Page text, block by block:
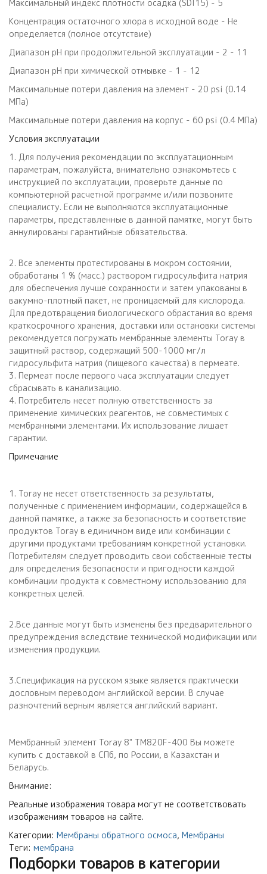
Максимальный индекс плотности осадка (SDI15) - 5
Концентрация остаточного хлора в исходной воде - Не
определяется (полное отсутствие)
Диапазон рН при продолжительной эксплуатации - 2 - 11
Диапазон рН при химической отмывке - 1 - 12
Максимальные потери давления на элемент - 20 psi (0.14
МПа)
Максимальные потери давления на корпус - 60 psi (0.4 МПа)
Условия эксплуатации
1. Для получения рекомендации по эксплуатационным
параметрам, пожалуйста, внимательно ознакомьтесь с
инструкцией по эксплуатации, проверьте данные по
компьютерной расчетной программе и/или позвоните
специалисту. Если не выполняются эксплуатационные
параметры, представленные в данной памятке, могут быть
аннулированы гарантийные обязательства.
2. Все элементы протестированы в мокром состоянии,
обработаны 1 % (масс.) раствором гидросульфита натрия
для обеспечения лучше сохранности и затем упакованы в
вакумно-плотный пакет, не проницаемый для кислорода.
Для предотвращения биологического обрастания во время
краткосрочного хранения, доставки или остановки системы
рекомендуется погружать мембранные элементы Toray в
защитный раствор, содержащий 500-1000 мг/л
гидросульфита натрия (пищевого качества) в пермеате.
3. Пермеат после первого часа эксплуатации следует
сбрасывать в канализацию.
4. Потребитель несет полную ответственность за
применение химических реагентов, не совместимых с
мембранными элементами. Их использование лишает
гарантии.
Примечание
1. Toray не несет ответственность за результаты,
полученные с применением информации, содержащейся в
данной памятке, а также за безопасность и соответствие
продуктов Toray в единичном виде или комбинации с
другими продуктами требованиям конкретной установки.
Потребителям следует проводить свои собственные тесты
для определения безопасности и пригодности каждой
комбинации продукта к совместному использованию для
конкретных целей.
2.Все данные могут быть изменены без предварительного
предупреждения вследствие технической модификации или
изменения продукции.
3.Спецификация на русском языке является практически
дословным переводом английской версии. В случае
разночтений верным является английский вариант.
Мембранный элемент Toray 8" TM820F-400 Вы можете
купить с доставкой в СПб, по России, в Казахстан и
Беларусь.
Внимание:
Реальные изображения товара могут не соответствовать
изображениям товаров на сайте.
Категории: Мембраны обратного осмоса, Мембраны
Теги: мембрана
Подборки товаров в категории